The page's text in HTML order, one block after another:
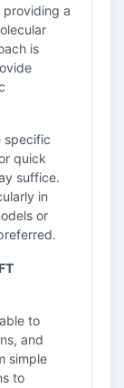
providing a
is
specific
quick
suffice.
in
or
to
and
simple
to